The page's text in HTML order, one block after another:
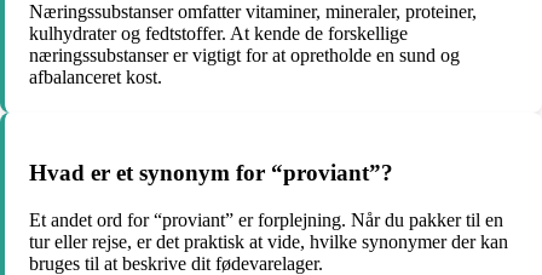
Næringssubstanser omfatter vitaminer, mineraler, proteiner,
kulhydrater og fedtstoffer. At kende de forskellige
næringssubstanser er vigtigt for at opretholde en sund og
afbalanceret kost.
Hvad er et synonym for “proviant”?
Et andet ord for “proviant” er forplejning. Når du pakker til en
tur eller rejse, er det praktisk at vide, hvilke synonymer der kan
bruges til at beskrive dit fødevarelager.